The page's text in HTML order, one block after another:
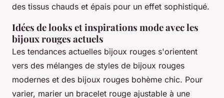
des tissus chauds et épais pour un effet sophistiqué.
Idées de looks et inspirations mode avec les
bijoux rouges actuels
Les tendances actuelles bijoux rouges s'orientent
vers des mélanges de styles de bijoux rouges
modernes et des bijoux rouges bohème chic. Pour
varier, marier un bracelet rouge ajustable à une